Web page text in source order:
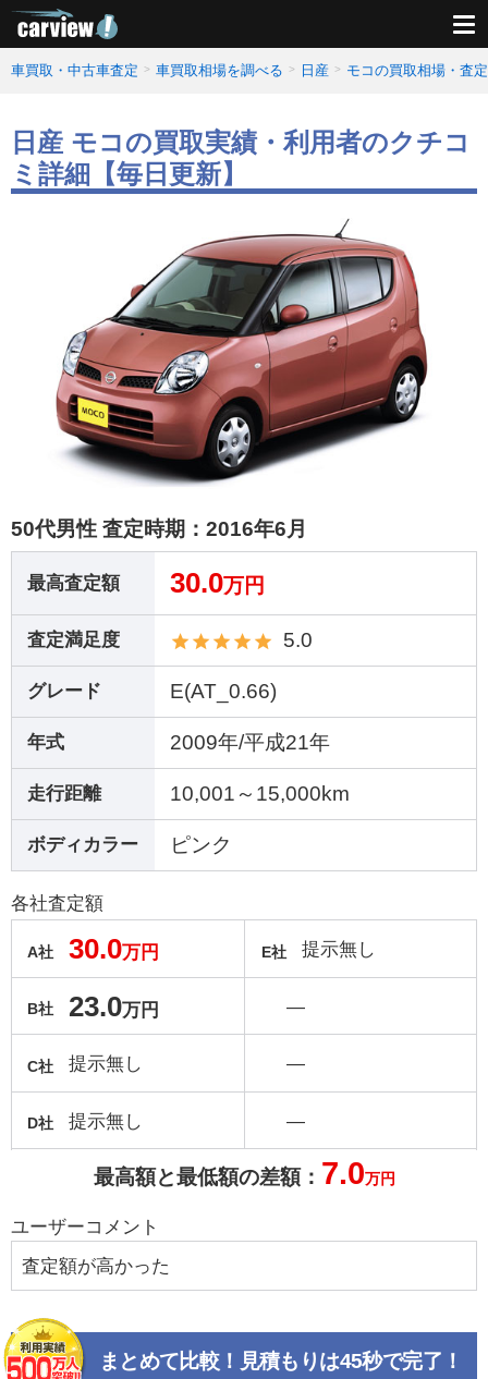
車買取・中古車査定 車買取相場を調べる 日産 モコの買取相場・査
日産 モコの買取実績・利用者のクチコ
ミ詳細【毎日更新】
50代男性 査定時期： 2016年6月
最高査定額 30.0万円
査定満足度 5.0
グレード E(AT_0.66)
年式 2009年/平成21年
走行距離 10,001～15,000km
ボディカラー ピンク
各社査定額
A社 30.0万円
B社 23.0万円
C社 提示無し
D社 提示無し
E社 提示無し
―
―
―
最高額と最低額の差額： 7.0万円
ユーザーコメント
査定額が高かった
まとめて比較！見積もりは45秒で完了！